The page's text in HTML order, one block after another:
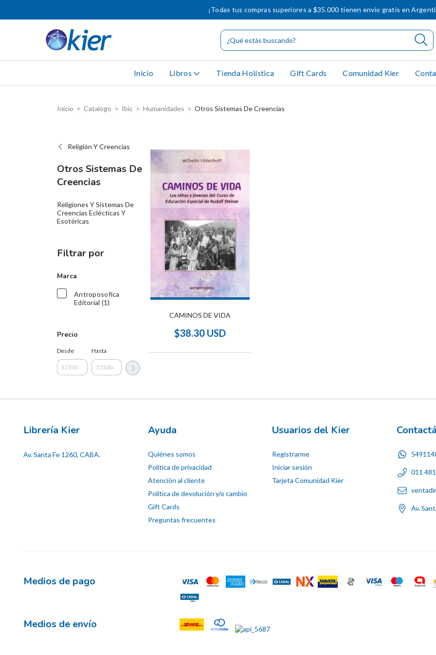
¡Todas tus compras superiores a $35.000 tienen envío gratis en
Inicio Libros Tienda Holística Gift Cards Comunidad Kier
Inicio > Catalogo > Ibic > Humanidades > Otros Sistemas De Creencias
Religión Y Creencias
Otros Sistemas De
Creencias
Religiones Y Sistemas De
Creencias Eclécticas Y
Esotéricas
Filtrar por
Marca
Antroposofica
Editorial (1)
Precio
Desde Hasta
CAMINOS DE VIDA
$38.30 USD
Librería Kier
Av. Santa Fe 1260, CABA.
Ayuda
Quiénes somos
Política de privacidad
Atención al cliente
Política de devolución y/o cambio
Gift Cards
Preguntas frecuentes
Usuarios del Kier
Registrarme
Iniciar sesión
Tarjeta Comunidad Kier
011
Av.
Medios de pago
Medios de envío